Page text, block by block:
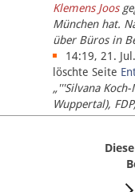
Klemens Joos
München hat.
über Büros in
14:19, 21.
löschte Seite
„'''Silvana
Wuppertal),
Europäischen